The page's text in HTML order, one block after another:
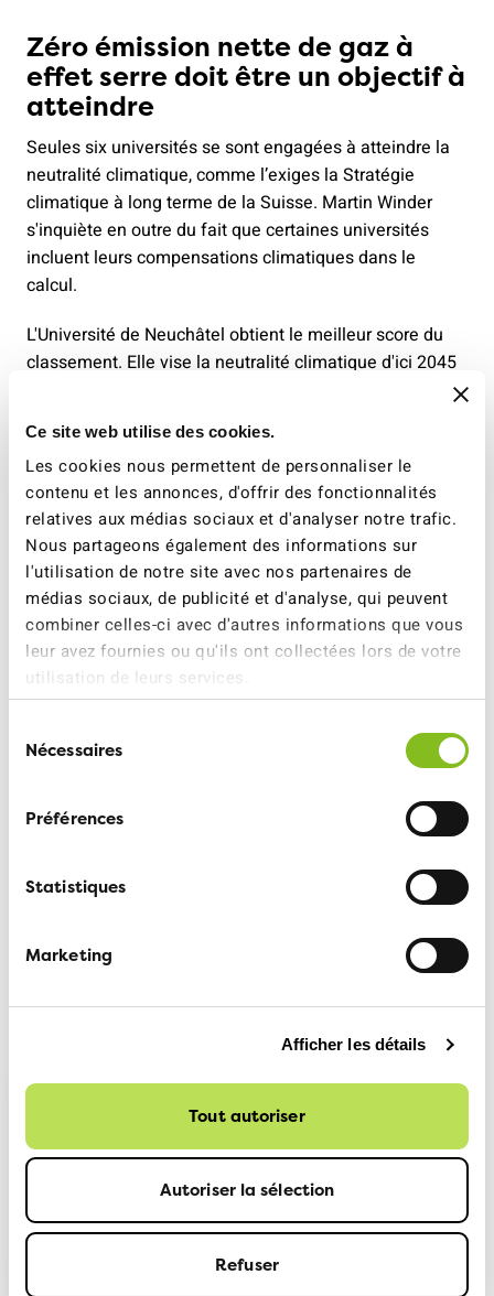
Ce site web utilise des cookies.
Les cookies nous permettent de personnaliser le
contenu et les annonces, d'offrir des fonctionnalités
relatives aux médias sociaux et d'analyser notre trafic.
Nous partageons également des informations sur
l'utilisation de notre site avec nos partenaires de
médias sociaux, de publicité et d'analyse, qui peuvent
combiner celles-ci avec d'autres informations que vous
leur avez fournies ou qu'ils ont collectées lors de votre
utilisation de leurs services.
Nécessaires
Préférences
Statistiques
Marketing
Afficher les détails
Tout autoriser
Autoriser la sélection
Refuser
Zéro émission nette de gaz à
effet serre doit être un objectif à
atteindre
Seules six universités se sont engagées à atteindre la
neutralité climatique, comme l’exiges la Stratégie
climatique à long terme de la Suisse. Martin Winder
s'inquiète en outre du fait que certaines universités
incluent leurs compensations climatiques dans le
calcul.
L'Université de Neuchâtel obtient le meilleur score du
classement. Elle vise la neutralité climatique d'ici 2045
et s'est fixé des sous-objectifs détaillés à cet effet. Elle
avion d'ici 2030. L'Université de la Suisse italienne
poursuit également un objectif à court terme : d'ici
2024, elle veut diminuer ses déplacements
professionnels de 20%.
Mais le classement montre aussi que certaines
universités ne se sont toujours pas fixé d'objectifs de
réduction de leurs émissions.
Pour tout complément
Martin Winder, Responsable de projets Politique
Service médias ATE, 079 708 05 36,
Plus d'informations:
Website «University
Climate Ranking 2023»
vers le site web